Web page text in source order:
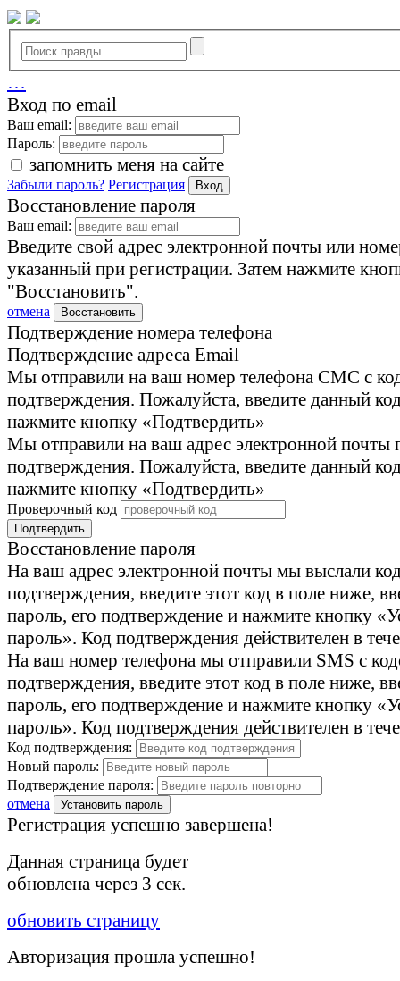
…
Вход по email
Ваш email:
Пароль:
запомнить меня на сайте
Забыли пароль? Регистрация Вход
Восстановление пароля
Ваш email:
Введите свой адрес электронной почты или
указанный при регистрации. Затем нажмите
"Восстановить".
отмена Восстановить
Подтверждение номера телефона
Подтверждение адреса Email
Мы отправили на ваш номер телефона СМС с
подтверждения. Пожалуйста, введите данный
нажмите кнопку «Подтвердить»
Мы отправили на ваш адрес электронной почты
подтверждения. Пожалуйста, введите данный
нажмите кнопку «Подтвердить»
Проверочный код
Подтвердить
Восстановление пароля
На ваш адрес электронной почты мы выслали
подтверждения, введите этот код в поле ниже,
пароль, его подтверждение и нажмите кнопку
пароль». Код подтверждения действителен в
На ваш номер телефона мы отправили SMS с
подтверждения, введите этот код в поле ниже,
пароль, его подтверждение и нажмите кнопку
пароль». Код подтверждения действителен в
Код подтверждения:
Новый пароль:
Подтверждение пароля:
отмена
Установить пароль
Регистрация успешно завершена!
Данная страница будет
обновлена через 3 сек.
обновить страницу
Авторизация прошла успешно!